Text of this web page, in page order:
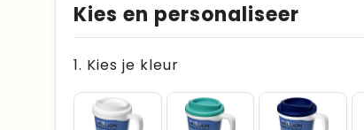
Kies en personaliseer
1. Kies je kleur